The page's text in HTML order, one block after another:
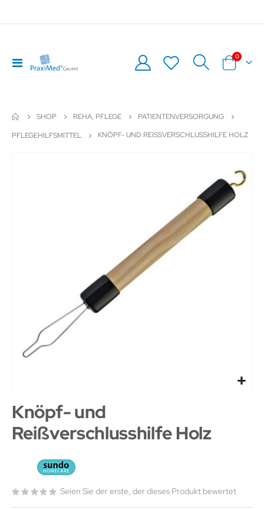
Navigation
umschalten
Warenkorb
0Artikel
SHOP REHA, PFLEGE
PATIENTENVERSORGUNG
PFLEGEHILFSMITTEL
KNÖPF- UND REISSVERSCHLUSSHILFE HOLZ
Knöpf- und
Reißverschlusshilfe Holz
Seien Sie der erste, der dieses Produkt bewertet